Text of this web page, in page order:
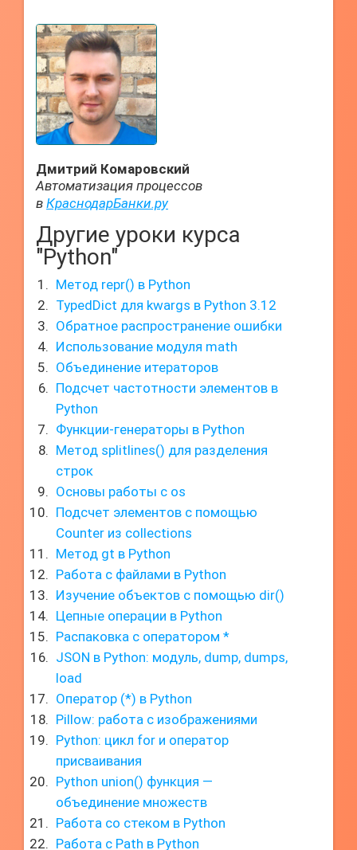
Дмитрий Комаровский
Автоматизация процессов
в КраснодарБанки.ру
Другие уроки курса
"Python"
Метод repr() в Python
TypedDict для kwargs в Python 3.12
Обратное распространение ошибки
Использование модуля math
Объединение итераторов
Подсчет частотности элементов в
Python
Функции-генераторы в Python
Метод splitlines() для разделения
строк
Основы работы с os
Подсчет элементов с помощью
Counter из collections
Метод gt в Python
Работа с файлами в Python
Изучение объектов с помощью dir()
Цепные операции в Python
Распаковка с оператором *
JSON в Python: модуль, dump, dumps,
load
Оператор (*) в Python
Pillow: работа с изображениями
Python: цикл for и оператор
присваивания
Python union() функция —
объединение множеств
Работа со стеком в Python
Работа с Path в Python